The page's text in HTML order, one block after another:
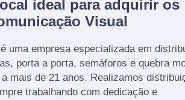
ideal para adquirir os
Visual
uma empresa especializada em
porta a porta, semáforos e quebra
mais de 21 anos. Realizamos
trabalhando com dedicação e